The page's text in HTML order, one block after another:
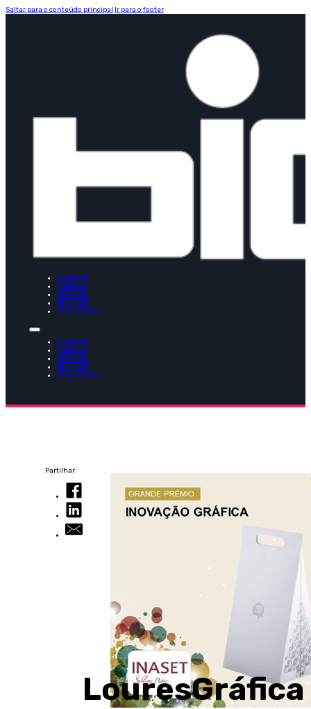
Saltar para o conteúdo principal Ir para o footer
O GRUPO
MARCAS
PRÉMIOS
NOTÍCIAS
CONTACTOS
O GRUPO
MARCAS
PRÉMIOS
NOTÍCIAS
CONTACTOS
Partilhar
LouresGráfica